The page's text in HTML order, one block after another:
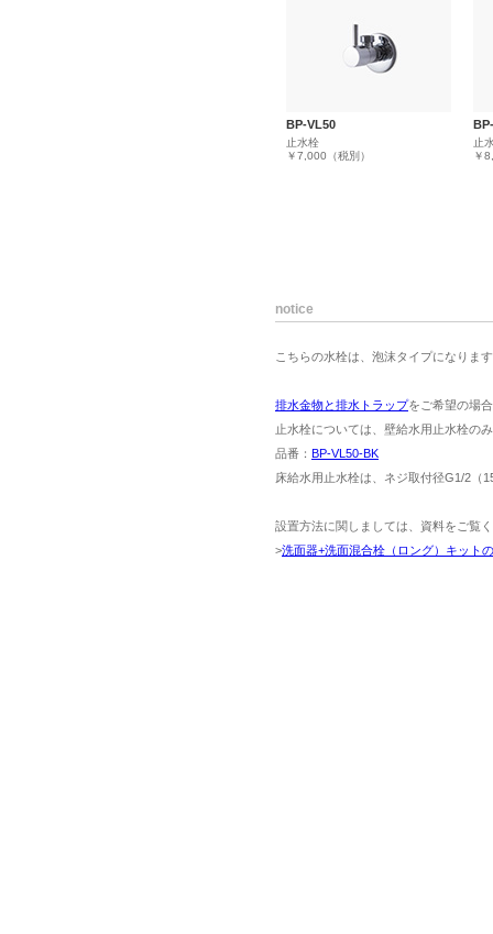
BP-VL50
止水栓
￥7,000（税別）
止
￥
notice
こちらの水栓は、泡沫タイプになりま
排水金物と排水トラップをご希望の場
止水栓については、壁給水用止水栓の
品番： BP-VL50-BK
床給水用止水栓は、ネジ取付径G1/2（
設置方法に関しましては、資料をご覧
>洗面器+洗面混合栓（ロング）キット